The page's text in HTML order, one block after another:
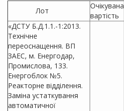
Лот
Очікувана
вартість
«ДСТУ Б.Д.1.1.-1:2013.
Технічне
переоснащення. ВП
ЗАЕС, м. Енергодар,
Промислова, 133.
Енергоблок №5.
Реакторне відділення.
Заміна устаткування
автоматичної